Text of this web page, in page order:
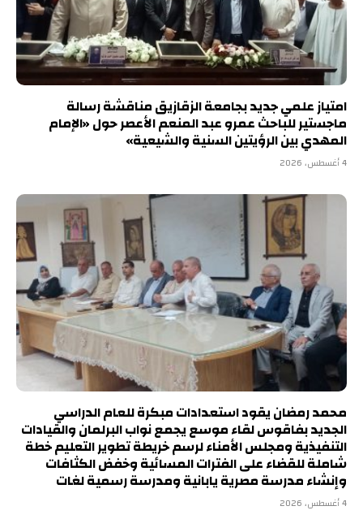
امتياز علمي جديد بجامعة الزقازيق مناقشة رسالة
ماجستير للباحث عمرو عبد المنعم الأعصر حول «الإمام
المهدي بين الرؤيتين السنية والشيعية»
4 أغسطس، 2026
محمد رمضان يقود استعدادات مبكرة للعام الدراسي
الجديد بفاقوس لقاء موسع يجمع نواب البرلمان والقيادات
التنفيذية ومجلس الأمناء لرسم خريطة تطوير التعليم خطة
شاملة للقضاء على الفترات المسائية وخفض الكثافات
وإنشاء مدرسة مصرية يابانية ومدرسة رسمية لغات
4 أغسطس، 2026